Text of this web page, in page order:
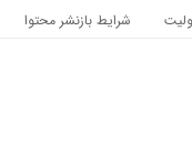
شرایط بازنشر محتوا